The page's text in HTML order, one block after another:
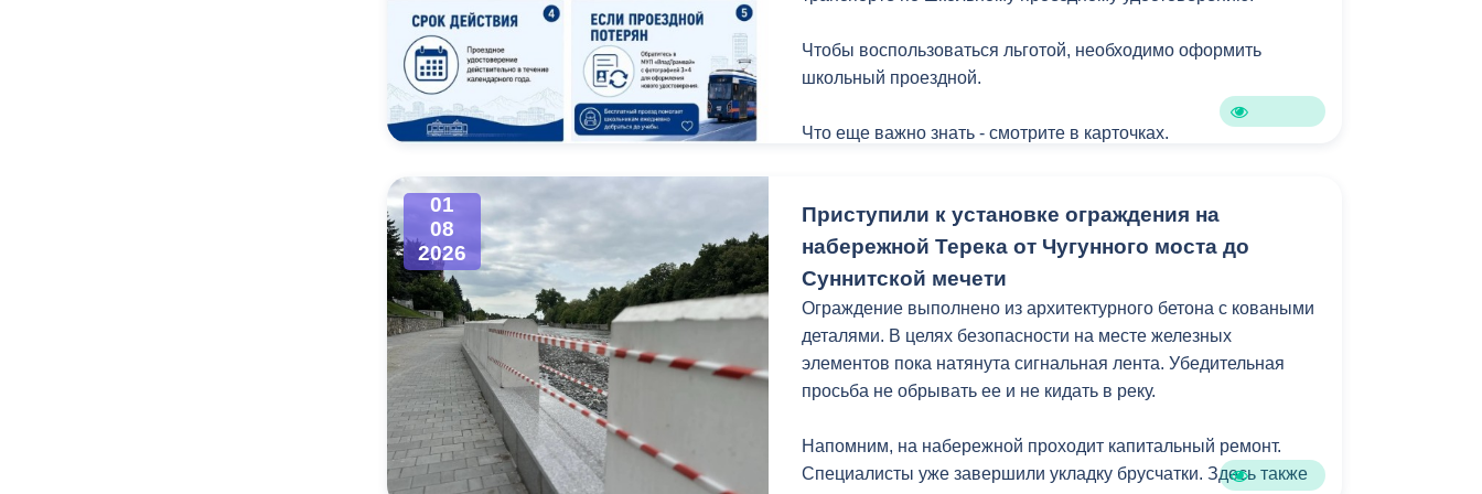
Чтобы воспользоваться льготой, необходимо оформить
школьный проездной.
Что еще важно знать - смотрите в карточках.
01
08
2026
Приступили к установке ограждения на
набережной Терека от Чугунного моста до
Суннитской мечети
Ограждение выполнено из архитектурного бетона с коваными
деталями. В целях безопасности на месте железных
элементов пока натянута сигнальная лента. Убедительная
просьба не обрывать ее и не кидать в реку.
Напомним, на набережной проходит капитальный ремонт.
Специалисты уже завершили укладку брусчатки. Здесь также